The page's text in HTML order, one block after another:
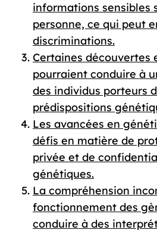
informations sensibles
personne, ce qui peut
discriminations.
Certaines découvertes
pourraient conduire à
des individus porteurs
prédispositions
Les avancées en
défis en matière de
privée et de
génétiques.
La compréhension
fonctionnement des
conduire à des